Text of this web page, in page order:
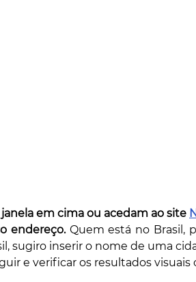
em cima ou acedam ao site
endereço. Quem está no Brasil,
sugiro inserir o nome de uma
e verificar os resultados visuais